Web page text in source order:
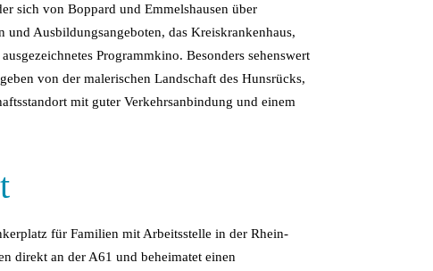
sich von Boppard und Emmelshausen über
Ausbildungsangeboten, das Kreiskrankenhaus,
Programmkino. Besonders sehenswert
von der malerischen Landschaft des Hunsrücks,
mit guter Verkehrsanbindung und einem
für Familien mit Arbeitsstelle in der Rhein-
direkt an der A61 und beheimatet einen